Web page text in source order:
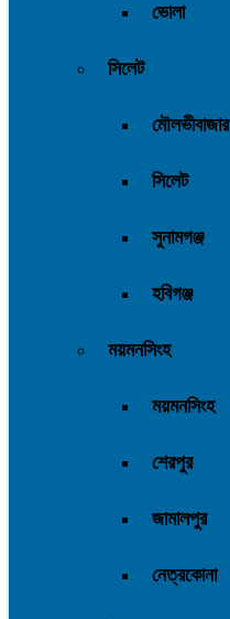
ভোলা
সিলেট
মৌলভীবাজার
সিলেট
সুনামগঞ্জ
হবিগঞ্জ
ময়মনসিংহ
ময়মনসিংহ
শেরপুর
জামালপুর
নেত্রকোনা